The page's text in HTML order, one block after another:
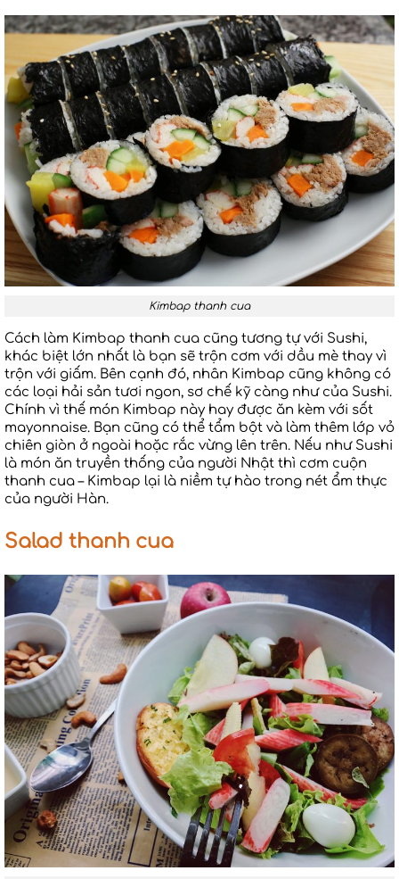
Kimbap thanh cua
Cách làm Kimbap thanh cua cũng tương tự với Sushi,
khác biệt lớn nhất là bạn sẽ trộn cơm với dầu mè thay vì
trộn với giấm. Bên cạnh đó, nhân Kimbap cũng không có
các loại hải sản tươi ngon, sơ chế kỹ càng như của Sushi.
Chính vì thế món Kimbap này hay được ăn kèm với sốt
mayonnaise. Bạn cũng có thể tẩm bột và làm thêm lớp vỏ
chiên giòn ở ngoài hoặc rắc vừng lên trên. Nếu như Sushi
là món ăn truyền thống của người Nhật thì cơm cuộn
thanh cua – Kimbap lại là niềm tự hào trong nét ẩm thực
của người Hàn.
Salad thanh cua